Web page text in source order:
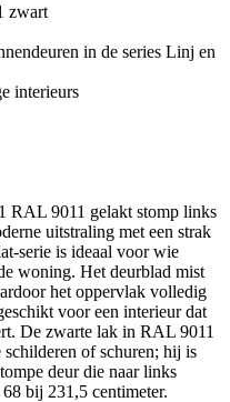
zwart
in de series Linj en
interieurs
RAL 9011 gelakt stomp links
uitstraling met een strak
serie is ideaal voor wie
woning. Het deurblad mist
het oppervlak volledig
voor een interieur dat
De zwarte lak in RAL 9011
of schuren; hij is
deur die naar links
bij 231,5 centimeter.